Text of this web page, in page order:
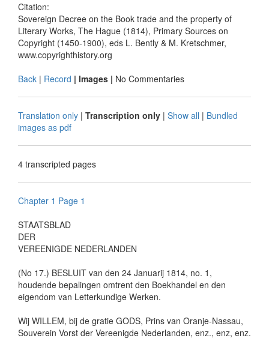
Citation:
Sovereign Decree on the Book trade and the property of
Literary Works, The Hague (1814), Primary Sources on
Copyright (1450-1900), eds L. Bently & M. Kretschmer,
www.copyrighthistory.org
Back | Record | Images | No Commentaries
Translation only | Transcription only | Show all | Bundled
images as pdf
4 transcripted pages
Chapter 1 Page 1
STAATSBLAD
DER
VEREENIGDE NEDERLANDEN
(No 17.) BESLUIT van den 24 Januarij 1814, no. 1,
houdende bepalingen omtrent den Boekhandel en den
eigendom van Letterkundige Werken.
Wij WILLEM, bij de gratie GODS, Prins van Oranje-Nassau,
Souverein Vorst der Vereenigde Nederlanden, enz., enz, enz.